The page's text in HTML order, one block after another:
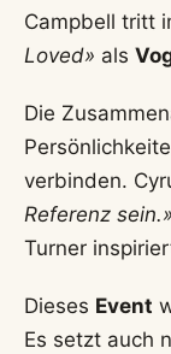
Campbell tritt
Loved» als
Die
verbinden.
Referenz sein.»
Turner
Dieses Event
Es setzt auch